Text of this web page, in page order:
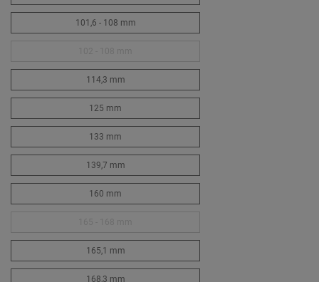
101,6 - 108 mm
114,3 mm
125 mm
133 mm
139,7 mm
160 mm
165,1 mm
168,3 mm